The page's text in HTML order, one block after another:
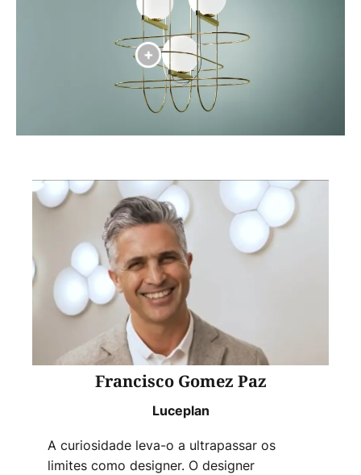
Francisco Gomez Paz
Luceplan
A curiosidade leva-o a ultrapassar os
limites como designer. O designer